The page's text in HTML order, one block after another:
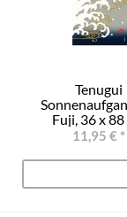
Tenugui
Fuji, 36 x 88
11,95 € *